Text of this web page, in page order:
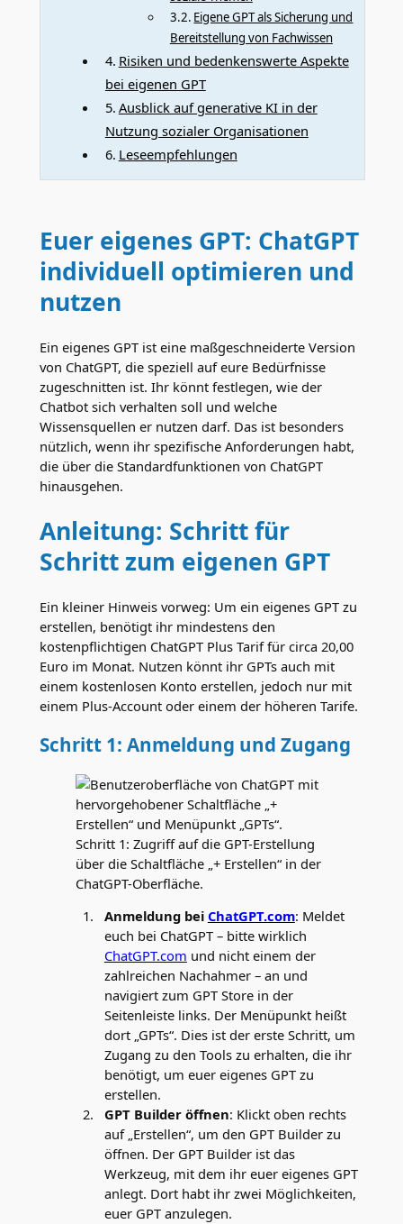
Eigene GPT als Sicherung und
Bereitstellung von Fachwissen
Risiken und bedenkenswerte Aspekte
bei eigenen GPT
Ausblick auf generative KI in der
Nutzung sozialer Organisationen
Leseempfehlungen
Euer eigenes GPT: ChatGPT
individuell optimieren und
nutzen
Ein eigenes GPT ist eine maßgeschneiderte Version
von ChatGPT, die speziell auf eure Bedürfnisse
zugeschnitten ist. Ihr könnt festlegen, wie der
Chatbot sich verhalten soll und welche
Wissensquellen er nutzen darf. Das ist besonders
nützlich, wenn ihr spezifische Anforderungen habt,
die über die Standardfunktionen von ChatGPT
hinausgehen.
Anleitung: Schritt für
Schritt zum eigenen GPT
Ein kleiner Hinweis vorweg: Um ein eigenes GPT zu
erstellen, benötigt ihr mindestens den
kostenpflichtigen ChatGPT Plus Tarif für circa 20,00
Euro im Monat. Nutzen könnt ihr GPTs auch mit
einem kostenlosen Konto erstellen, jedoch nur mit
einem Plus-Account oder einem der höheren Tarife.
Schritt 1: Anmeldung und Zugang
Schritt 1: Zugriff auf die GPT-Erstellung
über die Schaltfläche „+ Erstellen“ in der
ChatGPT-Oberfläche.
Anmeldung bei ChatGPT.com: Meldet
euch bei ChatGPT – bitte wirklich
ChatGPT.com und nicht einem der
zahlreichen Nachahmer – an und
navigiert zum GPT Store in der
Seitenleiste links. Der Menüpunkt heißt
dort „GPTs“. Dies ist der erste Schritt, um
Zugang zu den Tools zu erhalten, die ihr
benötigt, um euer eigenes GPT zu
erstellen.
GPT Builder öffnen: Klickt oben rechts
auf „Erstellen“, um den GPT Builder zu
öffnen. Der GPT Builder ist das
Werkzeug, mit dem ihr euer eigenes GPT
anlegt. Dort habt ihr zwei Möglichkeiten,
euer GPT anzulegen.